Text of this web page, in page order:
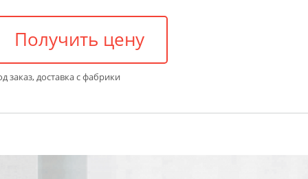
Получить цену
заказ, доставка с фабрики